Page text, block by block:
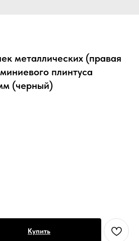
металлических (правая
плинтуса
(черный)
Купить